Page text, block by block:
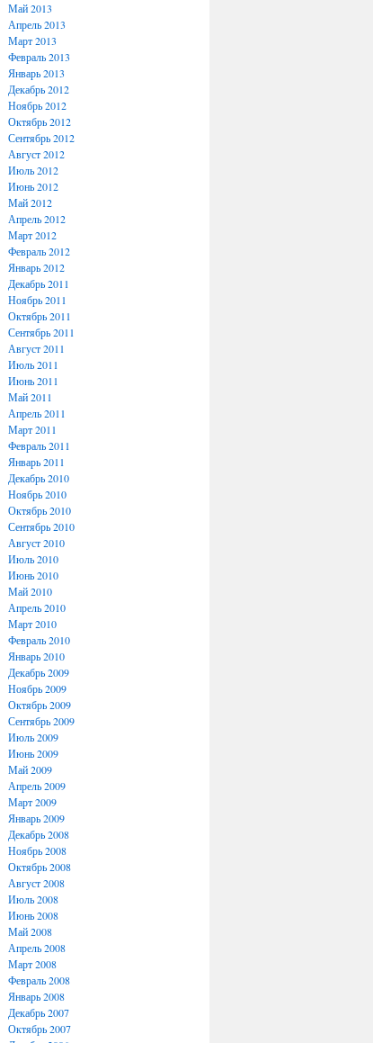
Май 2013
Апрель 2013
Март 2013
Февраль 2013
Январь 2013
Декабрь 2012
Ноябрь 2012
Октябрь 2012
Сентябрь 2012
Август 2012
Июль 2012
Июнь 2012
Май 2012
Апрель 2012
Март 2012
Февраль 2012
Январь 2012
Декабрь 2011
Ноябрь 2011
Октябрь 2011
Сентябрь 2011
Август 2011
Июль 2011
Июнь 2011
Май 2011
Апрель 2011
Март 2011
Февраль 2011
Январь 2011
Декабрь 2010
Ноябрь 2010
Октябрь 2010
Сентябрь 2010
Август 2010
Июль 2010
Июнь 2010
Май 2010
Апрель 2010
Март 2010
Февраль 2010
Январь 2010
Декабрь 2009
Ноябрь 2009
Октябрь 2009
Сентябрь 2009
Июль 2009
Июнь 2009
Май 2009
Апрель 2009
Март 2009
Январь 2009
Декабрь 2008
Ноябрь 2008
Октябрь 2008
Август 2008
Июль 2008
Июнь 2008
Май 2008
Апрель 2008
Март 2008
Февраль 2008
Январь 2008
Декабрь 2007
Октябрь 2007